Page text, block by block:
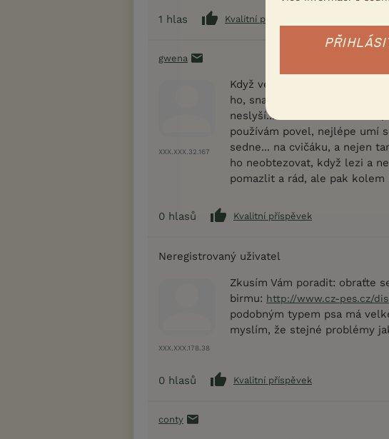
1 hlas Kvalitní příspěvek
gwena
XXX.XXX.32.167
Když venku vyjede, tak ho
ho, snažím se odvrátit jeho
neslyší... doma vesměs totéž,
používám povel, nejlépe umí
sedne... na cvičáku, a nejen
ho neobtezovat, když lezi a
pomazlit a rád, ale pak
0 hlasů Kvalitní příspěvek
Neregistrovaný uživatel
XXX.XXX.178.38
Zkusím Vám poradit: obraťte
birmu: http://www.cz-pes.cz/
podobným typem psa má
myslím, že stejné problémy
0 hlasů Kvalitní příspěvek
conty